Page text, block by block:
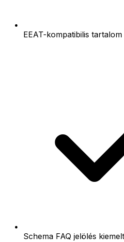
EEAT-kompatibilis tartalom
Schema FAQ jelölés